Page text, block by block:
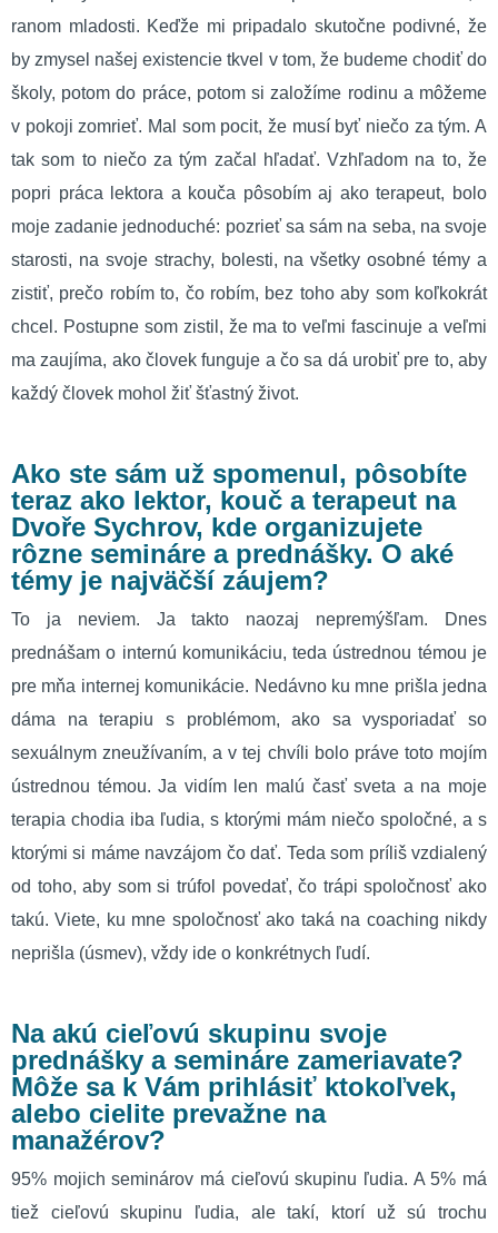
ranom mladosti. Keďže mi pripadalo skutočne podivné, že
by zmysel našej existencie tkvel v tom, že budeme chodiť do
školy, potom do práce, potom si založíme rodinu a môžeme
v pokoji zomrieť. Mal som pocit, že musí byť niečo za tým. A
tak som to niečo za tým začal hľadať. Vzhľadom na to, že
popri práca lektora a kouča pôsobím aj ako terapeut, bolo
moje zadanie jednoduché: pozrieť sa sám na seba, na svoje
starosti, na svoje strachy, bolesti, na všetky osobné témy a
zistiť, prečo robím to, čo robím, bez toho aby som koľkokrát
chcel. Postupne som zistil, že ma to veľmi fascinuje a veľmi
ma zaujíma, ako človek funguje a čo sa dá urobiť pre to, aby
každý človek mohol žiť šťastný život.
Ako ste sám už spomenul, pôsobíte
teraz ako lektor, kouč a terapeut na
Dvoře Sychrov, kde organizujete
rôzne semináre a prednášky. O aké
témy je najväčší záujem?
To ja neviem. Ja takto naozaj nepremýšľam. Dnes
prednášam o internú komunikáciu, teda ústrednou témou je
pre mňa internej komunikácie. Nedávno ku mne prišla jedna
dáma na terapiu s problémom, ako sa vysporiadať so
sexuálnym zneužívaním, a v tej chvíli bolo práve toto mojím
ústrednou témou. Ja vidím len malú časť sveta a na moje
terapia chodia iba ľudia, s ktorými mám niečo spoločné, a s
ktorými si máme navzájom čo dať. Teda som príliš vzdialený
od toho, aby som si trúfol povedať, čo trápi spoločnosť ako
takú. Viete, ku mne spoločnosť ako taká na coaching nikdy
neprišla (úsmev), vždy ide o konkrétnych ľudí.
Na akú cieľovú skupinu svoje
prednášky a semináre zameriavate?
Môže sa k Vám prihlásiť ktokoľvek,
alebo cielite prevažne na
manažérov?
95% mojich seminárov má cieľovú skupinu ľudia. A 5% má
tiež cieľovú skupinu ľudia, ale takí, ktorí už sú trochu